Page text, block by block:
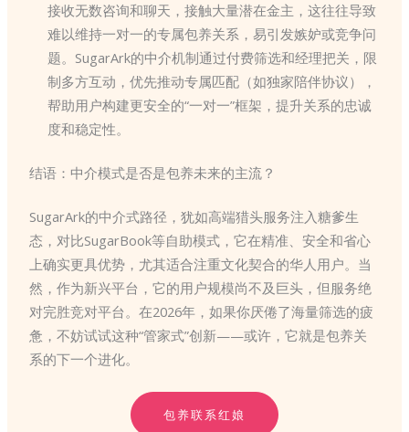
接收无数咨询和聊天，接触大量潜在金主，这往往导致
难以维持一对一的专属包养关系，易引发嫉妒或竞争问
题。SugarArk的中介机制通过付费筛选和经理把关，限
制多方互动，优先推动专属匹配（如独家陪伴协议），
帮助用户构建更安全的“一对一”框架，提升关系的忠诚
度和稳定性。
结语：中介模式是否是包养未来的主流？
SugarArk的中介式路径，犹如高端猎头服务注入糖爹生
态，对比SugarBook等自助模式，它在精准、安全和省心
上确实更具优势，尤其适合注重文化契合的华人用户。当
然，作为新兴平台，它的用户规模尚不及巨头，但服务绝
对完胜竞对平台。在2026年，如果你厌倦了海量筛选的疲
惫，不妨试试这种“管家式”创新——或许，它就是包养关
系的下一个进化。
包养联系红娘